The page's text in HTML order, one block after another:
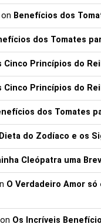
corpo.Se sentir dor
sessõesusando um
simples aplicação no
um breve teste
com base no
em um
comece baixo
caminhe rapidamente
durante toda a
se adapta a esse
caminhada mais
on Benefícios dos
dos Tomates
Cinco Princípios do
Cinco Princípios do
dos Tomates
do Zodíaco e os
Cleópatra uma
O Verdadeiro Amor
Os Incríveis